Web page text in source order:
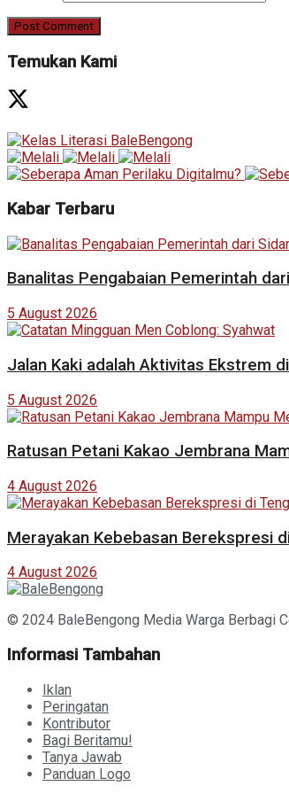
Temukan Kami
Kabar Terbaru
Banalitas Pengabaian Pemerintah
5 August 2026
Jalan Kaki adalah Aktivitas Ekstrem
5 August 2026
Ratusan Petani Kakao Jembrana
4 August 2026
Merayakan Kebebasan Berekspresi
4 August 2026
© 2024 BaleBengong Media Warga Berbagi
Informasi Tambahan
Iklan
Peringatan
Kontributor
Bagi Beritamu!
Tanya Jawab
Panduan Logo